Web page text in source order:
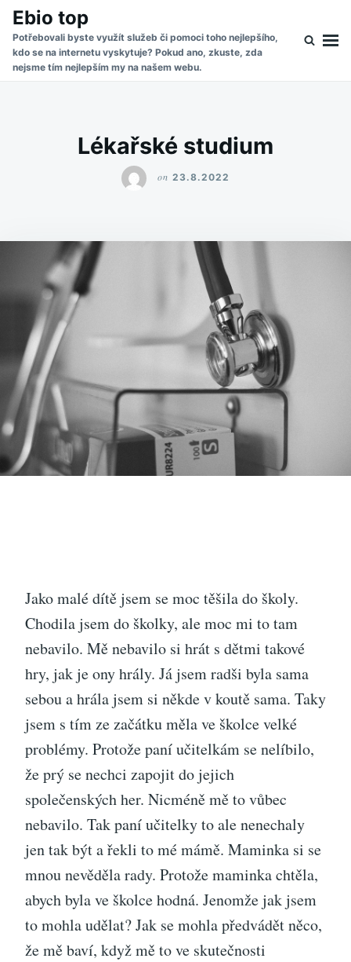
Skip
content
Search
for:
Ebio top
Potřebovali byste využít služeb či pomoci toho nejlepšího,
kdo se na internetu vyskytuje? Pokud ano, zkuste, zda
nejsme tím nejlepším my na našem webu.
Lékařské studium
on 23.8.2022
Jako malé dítě jsem se moc těšila do školy.
Chodila jsem do školky, ale moc mi to tam
nebavilo. Mě nebavilo si hrát s dětmi takové
hry, jak je ony hrály. Já jsem radši byla sama
sebou a hrála jsem si někde v koutě sama. Taky
jsem s tím ze začátku měla ve školce velké
problémy. Protože paní učitelkám se nelíbilo,
že prý se nechci zapojit do jejich
společenských her. Nicméně mě to vůbec
nebavilo. Tak paní učitelky to ale nenechaly
jen tak být a řekli to mé mámě. Maminka si se
mnou nevěděla rady. Protože maminka chtěla,
abych byla ve školce hodná. Jenomže jak jsem
to mohla udělat? Jak se mohla předvádět něco,
že mě baví, když mě to ve skutečnosti